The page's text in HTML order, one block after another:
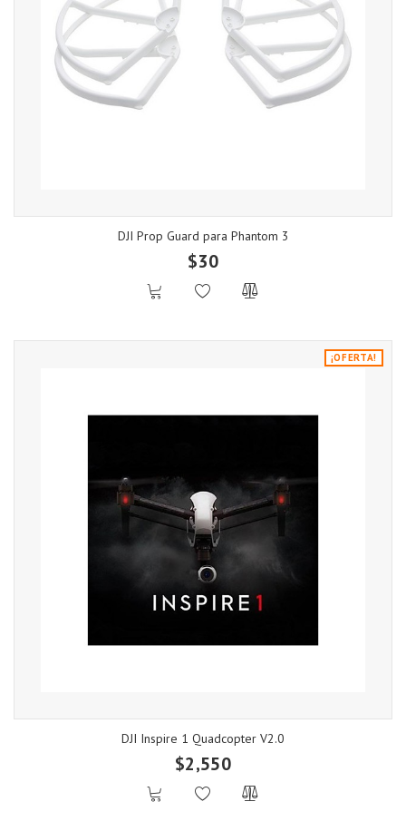
DJI Prop Guard para Phantom 3
$30
¡OFERTA!
DJI Inspire 1 Quadcopter V2.0
$2,550